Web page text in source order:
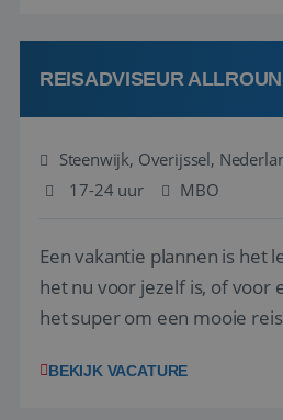
kwaliteitsbewaking van alles
REISADVISEUR
Steenwijk, Overijssel,
17-24 uur
MBO
Een vakantie plannen is het
het nu voor jezelf is, of voor
het super om een mooie
vakantiegangers de meest
BEKIJK VACATURE